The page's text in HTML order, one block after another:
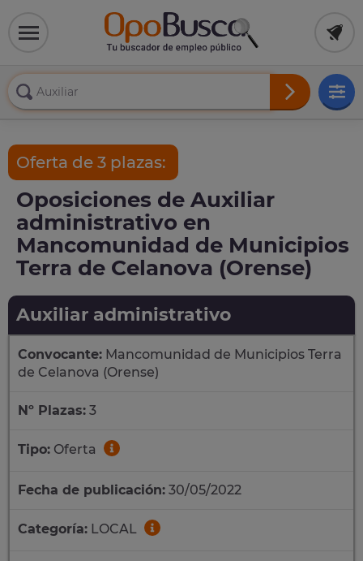
Oferta de 3 plazas:
Oposiciones de Auxiliar
administrativo en
Mancomunidad de Municipios
Terra de Celanova (Orense)
Auxiliar administrativo
Convocante: Mancomunidad de Municipios Terra
de Celanova (Orense)
Nº Plazas: 3
Tipo: Oferta
Fecha de publicación: 30/05/2022
Categoría: LOCAL